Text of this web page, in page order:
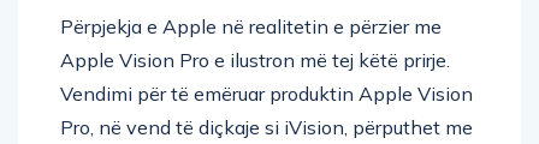
Përpjekja e Apple në realitetin e përzier me
Apple Vision Pro e ilustron më tej këtë prirje.
Vendimi për të emëruar produktin Apple Vision
Pro, në vend të diçkaje si iVision, përputhet me